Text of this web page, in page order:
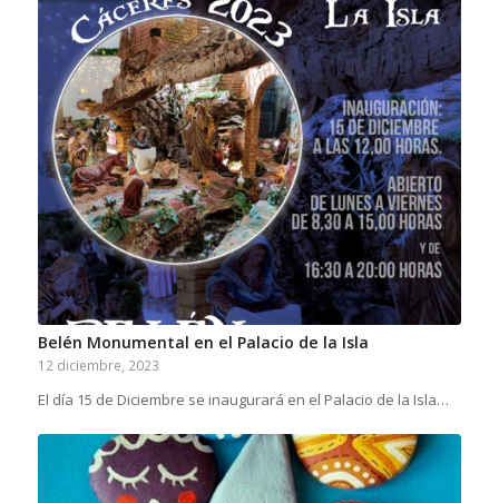
Belén Monumental en el Palacio de la Isla
12 diciembre, 2023
El día 15 de Diciembre se inaugurará en el Palacio de la Isla…